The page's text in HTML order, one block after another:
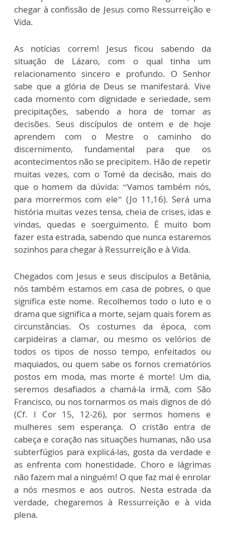
chegar à confissão de Jesus como Ressurreição e
Vida.
As notícias correm! Jesus ficou sabendo da
situação de Lázaro, com o qual tinha um
relacionamento sincero e profundo. O Senhor
sabe que a glória de Deus se manifestará. Vive
cada momento com dignidade e seriedade, sem
precipitações, sabendo a hora de tomar as
decisões. Seus discípulos de ontem e de hoje
aprendem com o Mestre o caminho do
discernimento, fundamental para que os
acontecimentos não se precipitem. Hão de repetir
muitas vezes, com o Tomé da decisão, mais do
que o homem da dúvida: “Vamos também nós,
para morrermos com ele” (Jo 11,16). Será uma
história muitas vezes tensa, cheia de crises, idas e
vindas, quedas e soerguimento. É muito bom
fazer esta estrada, sabendo que nunca estaremos
sozinhos para chegar à Ressurreição e à Vida.
Chegados com Jesus e seus discípulos a Betânia,
nós também estamos em casa de pobres, o que
significa este nome. Recolhemos todo o luto e o
drama que significa a morte, sejam quais forem as
circunstâncias. Os costumes da época, com
carpideiras a clamar, ou mesmo os velórios de
todos os tipos de nosso tempo, enfeitados ou
maquiados, ou quem sabe os fornos crematórios
postos em moda, mas morte é morte! Um dia,
seremos desafiados a chamá-la irmã, com São
Francisco, ou nos tornarmos os mais dignos de dó
(Cf. I Cor 15, 12-26), por sermos homens e
mulheres sem esperança. O cristão entra de
cabeça e coração nas situações humanas, não usa
subterfúgios para explicá-las, gosta da verdade e
as enfrenta com honestidade. Choro e lágrimas
não fazem mal a ninguém! O que faz mal é enrolar
a nós mesmos e aos outros. Nesta estrada da
verdade, chegaremos à Ressurreição e à vida
plena.